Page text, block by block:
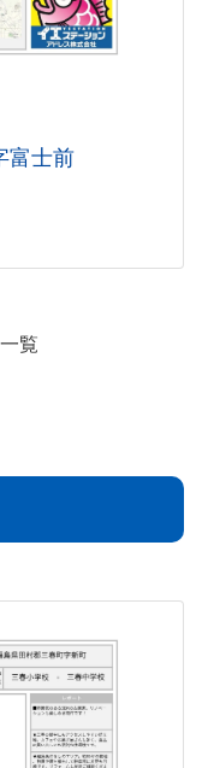
富士前
覧